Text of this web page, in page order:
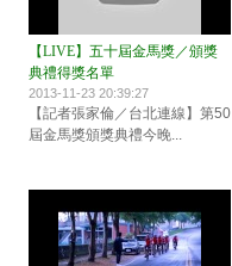
【LIVE】五十屆金馬獎／頒獎
典禮得獎名單
2013-11-23 20:39:27
【記者張家倫／台北連線】第50
屆金馬獎頒獎典禮今晚...